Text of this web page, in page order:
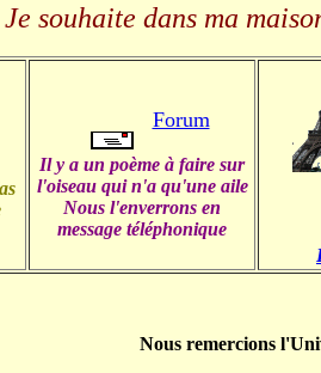
Je souhaite dans ma
Forum
Il y a un poème à faire sur
l'oiseau qui n'a qu'une aile
Nous l'enverrons en
message téléphonique
Nous remercions